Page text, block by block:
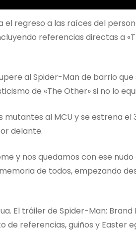
el regreso a las raíces del
referencias directas a
al Spider-Man de barrio
de «The Other» si no lo
al MCU y se estrena el
delante.
y nos quedamos con ese
de todos, empezando
El tráiler de Spider-Man: Brand
referencias, guiños y Easter